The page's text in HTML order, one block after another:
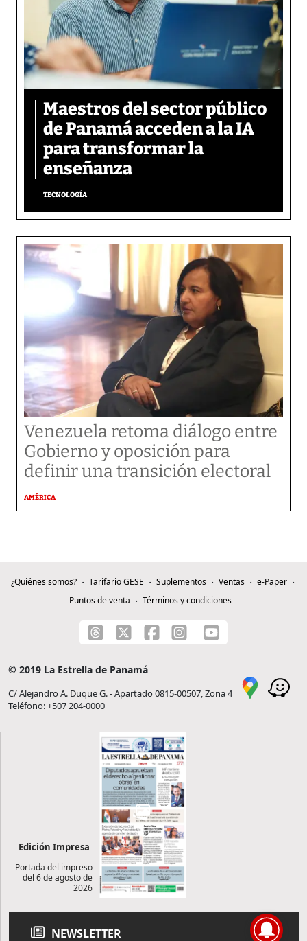
Maestros del sector público
de Panamá acceden a la IA
para transformar la
enseñanza
TECNOLOGÍA
Venezuela retoma diálogo entre
Gobierno y oposición para
definir una transición electoral
AMÉRICA
¿Quiénes somos? Tarifario GESE Suplementos Ventas
e-Paper
Puntos de venta
Términos y condiciones
© 2019 La Estrella de Panamá
C/ Alejandro A. Duque G. - Apartado 0815-00507, Zona 4
Teléfono: +507 204-0000
Edición Impresa
Portada del impreso
del 6 de agosto de
2026
NEWSLETTER